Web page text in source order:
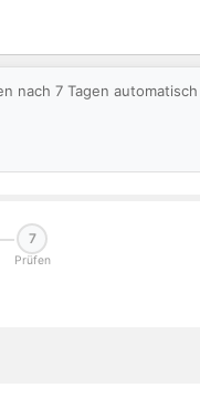
nach 7 Tagen automatisch
7
Prüfen